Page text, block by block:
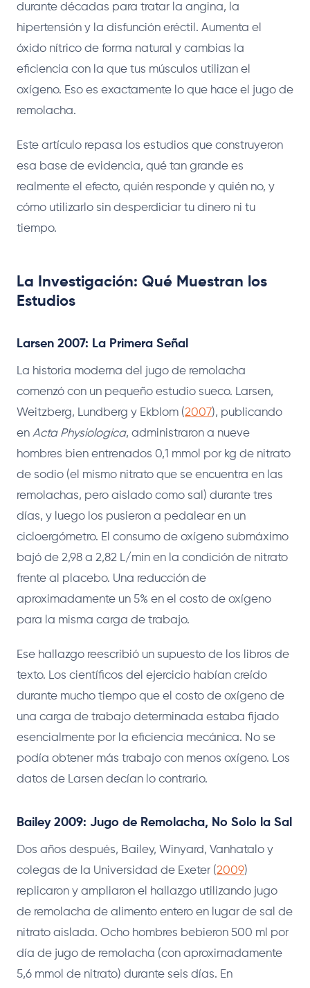
durante décadas para tratar la angina, la
hipertensión y la disfunción eréctil. Aumenta el
óxido nítrico de forma natural y cambias la
eficiencia con la que tus músculos utilizan el
oxígeno. Eso es exactamente lo que hace el jugo de
remolacha.
Este artículo repasa los estudios que construyeron
esa base de evidencia, qué tan grande es
realmente el efecto, quién responde y quién no, y
cómo utilizarlo sin desperdiciar tu dinero ni tu
tiempo.
La Investigación: Qué Muestran los
Estudios
Larsen 2007: La Primera Señal
La historia moderna del jugo de remolacha
comenzó con un pequeño estudio sueco. Larsen,
Weitzberg, Lundberg y Ekblom (2007), publicando
en Acta Physiologica, administraron a nueve
hombres bien entrenados 0,1 mmol por kg de nitrato
de sodio (el mismo nitrato que se encuentra en las
remolachas, pero aislado como sal) durante tres
días, y luego los pusieron a pedalear en un
cicloergómetro. El consumo de oxígeno submáximo
bajó de 2,98 a 2,82 L/min en la condición de nitrato
frente al placebo. Una reducción de
aproximadamente un 5% en el costo de oxígeno
para la misma carga de trabajo.
Ese hallazgo reescribió un supuesto de los libros de
texto. Los científicos del ejercicio habían creído
durante mucho tiempo que el costo de oxígeno de
una carga de trabajo determinada estaba fijado
esencialmente por la eficiencia mecánica. No se
podía obtener más trabajo con menos oxígeno. Los
datos de Larsen decían lo contrario.
Bailey 2009: Jugo de Remolacha, No Solo la Sal
Dos años después, Bailey, Winyard, Vanhatalo y
colegas de la Universidad de Exeter (2009)
replicaron y ampliaron el hallazgo utilizando jugo
de remolacha de alimento entero en lugar de sal de
nitrato aislada. Ocho hombres bebieron 500 ml por
día de jugo de remolacha (con aproximadamente
5,6 mmol de nitrato) durante seis días. En